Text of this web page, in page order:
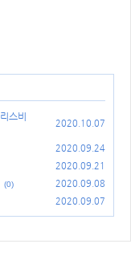
스비
2020.10.07
2020.09.24
2020.09.21
(0) 2020.09.08
2020.09.07